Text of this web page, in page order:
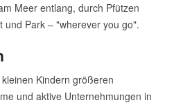
Meer entlang, durch Pfützen
und Park – "wherever you go".
Kindern größeren
und aktive Unternehmungen in